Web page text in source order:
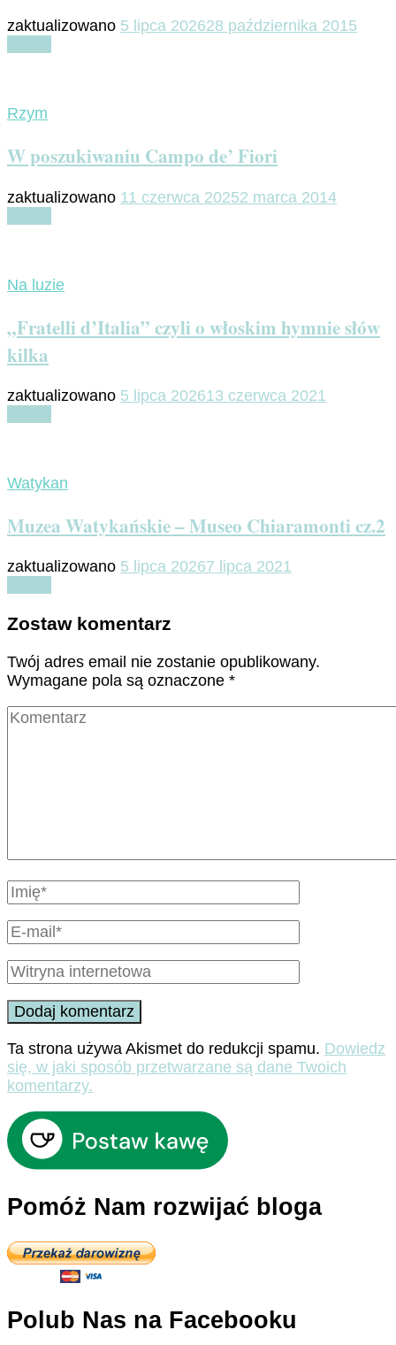
zaktualizowano 5 lipca 202628 października 2015
Rzym
W poszukiwaniu Campo de’ Fiori
zaktualizowano 11 czerwca 20252 marca 2014
Na luzie
„Fratelli d’Italia” czyli o włoskim hymnie słów
kilka
zaktualizowano 5 lipca 202613 czerwca 2021
Watykan
Muzea Watykańskie – Museo Chiaramonti cz.2
zaktualizowano 5 lipca 20267 lipca 2021
Zostaw komentarz
Twój adres email nie zostanie opublikowany.
Wymagane pola są oznaczone *
Ta strona używa Akismet do redukcji spamu. Dowiedz
się, w jaki sposób przetwarzane są dane Twoich
komentarzy.
Pomóż Nam rozwijać bloga
Polub Nas na Facebooku